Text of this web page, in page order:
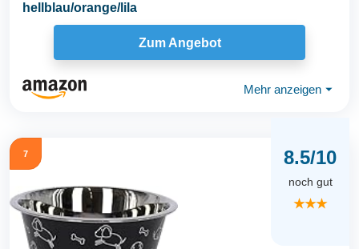
hellblau/orange/lila
Zum Angebot
Mehr anzeigen ⏷
7 8.5/10
noch gut
★★★